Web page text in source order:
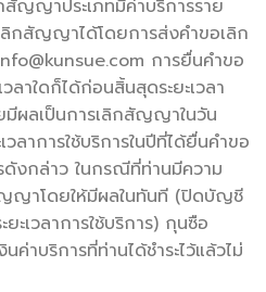
ญญาประเภทมีค่าบริการราย
ลิกสัญญาได้โดยการส่งคำขอเลิก
การยื่นคำขอ
ลาใดก็ได้ก่อนสิ้นสุดระยะเวลา
มีผลเป็นการเลิกสัญญาในวัน
วลาการใช้บริการในปีที่ได้ยื่นคำขอ
ดังกล่าว ในกรณีที่ท่านมีความ
ญญาโดยให้มีผลในทันที (ปิดบัญชี
ะเวลาการใช้บริการ) กุนซือ
นค่าบริการที่ท่านได้ชำระไว้แล้วไม่